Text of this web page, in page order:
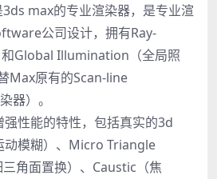
max的专业渲染器，是专业渲
公司设计，拥有Ray-
Global Illumination（全局照
Max原有的Scan-line
器）。
强性能的特性，包括真实的3d
模糊）、Micro Triangle
角面置换）、Caustic（焦